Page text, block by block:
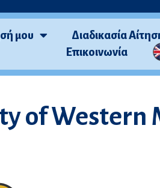
μου Διαδικασία
Επικοινωνία
of Western